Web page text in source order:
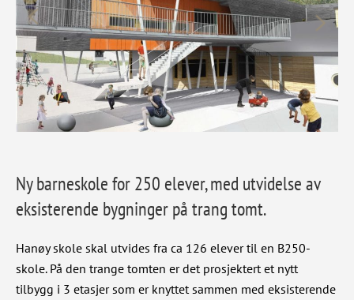
Ny barneskole for 250 elever, med utvidelse av
eksisterende bygninger på trang tomt.
Hanøy skole skal utvides fra ca 126 elever til en B250-
skole. På den trange tomten er det prosjektert et nytt
tilbygg i 3 etasjer som er knyttet sammen med eksisterende